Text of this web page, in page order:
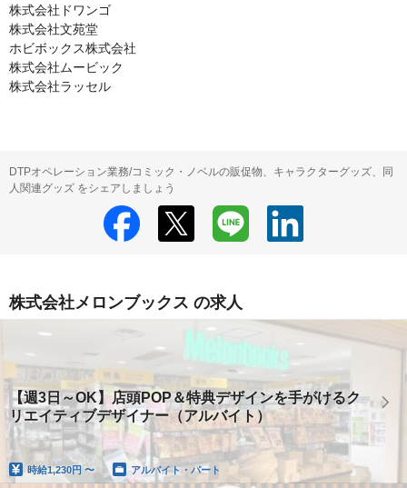
株式会社ドワンゴ
株式会社文苑堂
ホビボックス株式会社
株式会社ムービック
株式会社ラッセル
DTPオペレーション業務/コミック・ノベルの販促物、キャラクターグッズ、同
人関連グッズ をシェアしましょう
株式会社メロンブックス の求人
【週3日～OK】店頭POP＆特典デザインを手がけるク
リエイティブデザイナー（アルバイト）
時給1,230円 〜 アルバイト・パート